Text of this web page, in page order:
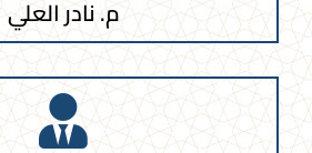
م. نادر العلي